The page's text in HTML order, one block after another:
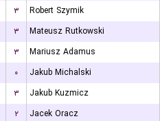
۳
Robert Szymik
۳
Mateusz Rutkowski
۳
Mariusz Adamus
۰
Jakub Michalski
۳
Jakub Kuzmicz
۲
Jacek Oracz